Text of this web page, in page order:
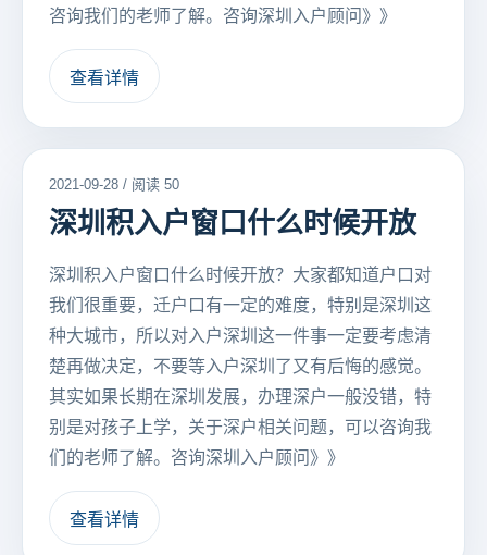
咨询我们的老师了解。咨询深圳入户顾问》》
查看详情
2021-09-28 / 阅读 50
深圳积入户窗口什么时候开放
深圳积入户窗口什么时候开放？大家都知道户口对
我们很重要，迁户口有一定的难度，特别是深圳这
种大城市，所以对入户深圳这一件事一定要考虑清
楚再做决定，不要等入户深圳了又有后悔的感觉。
其实如果长期在深圳发展，办理深户一般没错，特
别是对孩子上学，关于深户相关问题，可以咨询我
们的老师了解。咨询深圳入户顾问》》
查看详情